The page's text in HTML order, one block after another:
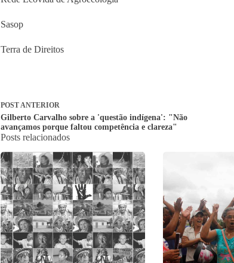
Sasop
Terra de Direitos
POSTANTERIOR
Gilberto Carvalho sobre a 'questão indígena': "Não
avançamos porque faltou competência e clareza"
Posts relacionados